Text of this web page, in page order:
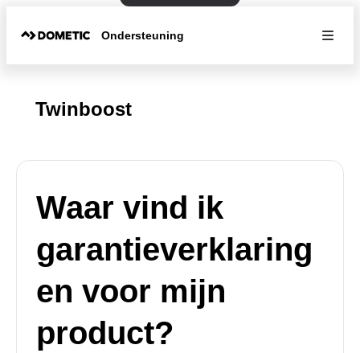
Ondersteuning
Twinboost
Waar vind ik
garantieverklaring
en voor mijn
product?